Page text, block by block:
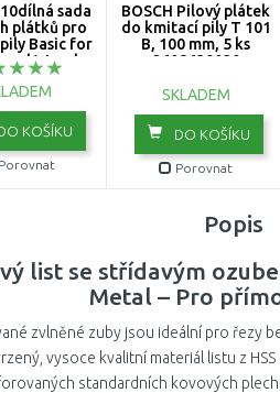
10dílná sada
plátků pro
Basic for
Wood
KOŠÍKU
Porovnat
BOSCH Pilový plátek
do kmitací pily T 101
B, 100 mm, 5 ks
2608630030
SKLADEM
DO KOŠÍKU
Porovnat
Popis
list se střídavým
Metal – Pro
zvlněné zuby jsou ideální pro řezy
vysoce kvalitní materiál listu z
standardních kovových